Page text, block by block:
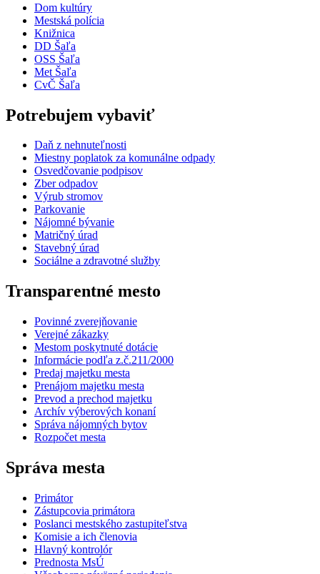
Dom kultúry
Mestská polícia
Knižnica
DD Šaľa
OSS Šaľa
Met Šaľa
CvČ Šaľa
Potrebujem vybaviť
Daň z nehnuteľnosti
Miestny poplatok za komunálne odpady
Osvedčovanie podpisov
Zber odpadov
Výrub stromov
Parkovanie
Nájomné bývanie
Matričný úrad
Stavebný úrad
Sociálne a zdravotné služby
Transparentné mesto
Povinné zverejňovanie
Verejné zákazky
Mestom poskytnuté dotácie
Informácie podľa z.č.211/2000
Predaj majetku mesta
Prenájom majetku mesta
Prevod a prechod majetku
Archív výberových konaní
Správa nájomných bytov
Rozpočet mesta
Správa mesta
Primátor
Zástupcovia primátora
Poslanci mestského zastupiteľstva
Komisie a ich členovia
Hlavný kontrolór
Prednosta MsÚ